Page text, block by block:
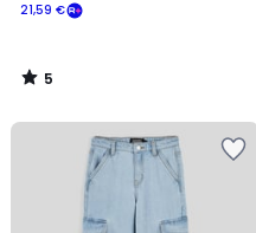
21,59 €
5
/